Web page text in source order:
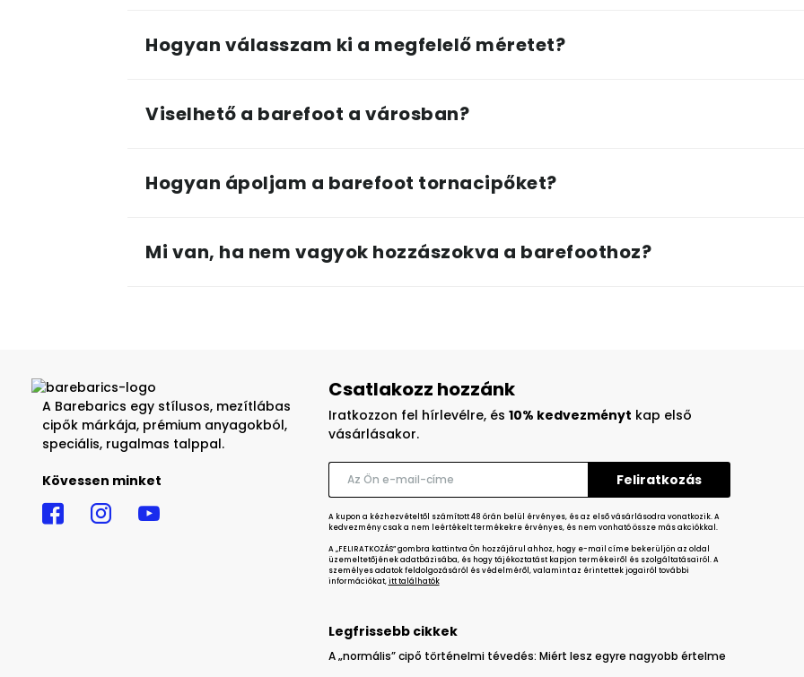
Hogyan válasszam ki a megfelelő méretet?
Viselhető a barefoot a városban?
Hogyan ápoljam a barefoot tornacipőket?
Mi van, ha nem vagyok hozzászokva a barefoothoz?
A Barebarics egy stílusos, mezítlábas
cipők márkája, prémium anyagokból,
speciális, rugalmas talppal.
Kövessen minket
Csatlakozz hozzánk
Iratkozzon fel hírlevélre, és 10% kedvezményt kap első
vásárlásakor.
A kupon a kézhezvételtől számított 48 órán belül érvényes, és az első vásárlásodra vonatkozik. A
kedvezmény csak a nem leértékelt termékekre érvényes, és nem vonható össze más akciókkal.
A „FELIRATKOZÁS” gombra kattintva Ön hozzájárul ahhoz, hogy e-mail címe bekerüljön az oldal
üzemeltetőjének adatbázisába, és hogy tájékoztatást kapjon termékeiről és szolgáltatásairól. A
személyes adatok feldolgozásáról és védelméről, valamint az érintettek jogairól további
információkat,itt találhatók
Legfrissebb cikkek
A „normális” cipő történelmi tévedés: Miért lesz egyre nagyobb értelme